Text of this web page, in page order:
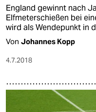
England gewinnt nach
Elfmeterschießen bei
wird als Wendepunkt in
Von Johannes Kopp
4.7.2018